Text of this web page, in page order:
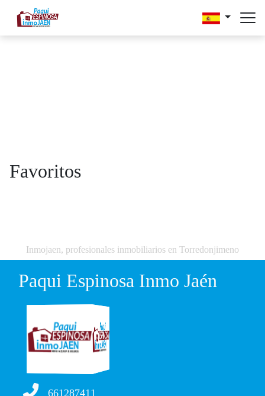
Favoritos
Inmojaen, profesionales inmobiliarios en Torredonjimeno
Paqui Espinosa Inmo Jaén
661287411